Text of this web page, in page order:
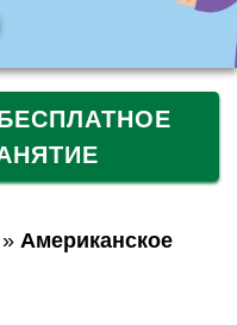
» Американское